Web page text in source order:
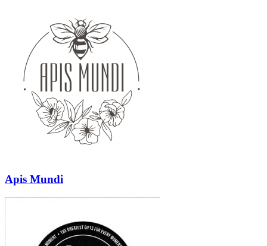
Apis Mundi